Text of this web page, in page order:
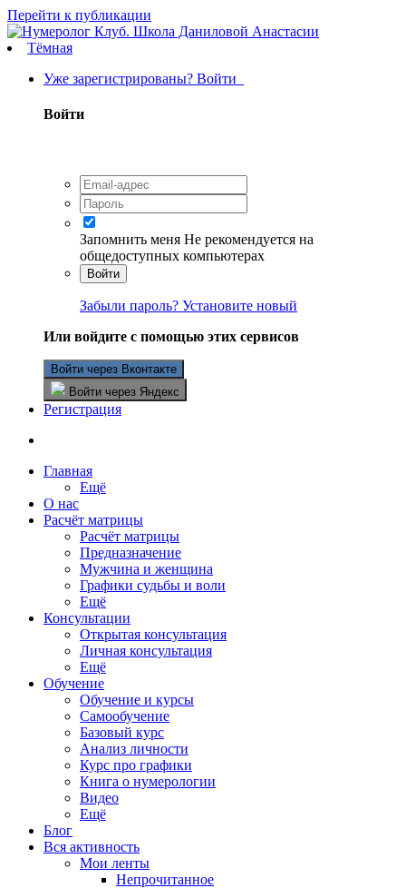
Перейти к публикации
Тёмная
Уже зарегистрированы? Войти
Войти
Запомнить меня Не рекомендуется на
общедоступных компьютерах
Войти
Забыли пароль? Установите новый
Или войдите с помощью этих сервисов
Войти через Вконтакте
Войти через Яндекс
Регистрация
Главная
Ещё
О нас
Расчёт матрицы
Расчёт матрицы
Предназначение
Мужчина и женщина
Графики судьбы и воли
Ещё
Консультации
Открытая консультация
Личная консультация
Ещё
Обучение
Обучение и курсы
Самообучение
Базовый курс
Анализ личности
Курс про графики
Книга о нумерологии
Видео
Ещё
Блог
Вся активность
Мои ленты
Непрочитанное